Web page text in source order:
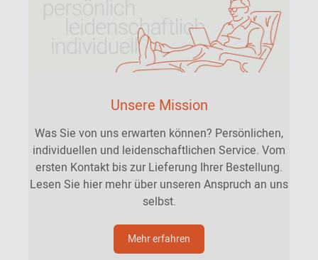
Unsere Mission
Was Sie von uns erwarten können? Persönlichen,
individuellen und leidenschaftlichen Service. Vom
ersten Kontakt bis zur Lieferung Ihrer Bestellung.
Lesen Sie hier mehr über unseren Anspruch an uns
selbst.
Mehr erfahren